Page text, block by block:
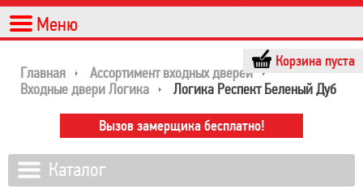
Корзина пуста
Главная
Ассортимент входных дверей
Входные двери Логика
Логика Респект Беленый Дуб